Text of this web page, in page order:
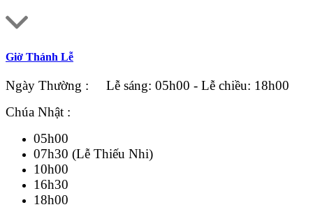
Giờ Thánh Lễ
Ngày Thường : Lễ sáng: 05h00 - Lễ chiều: 18h00
Chúa Nhật :
05h00
07h30 (Lễ Thiếu Nhi)
10h00
16h30
18h00